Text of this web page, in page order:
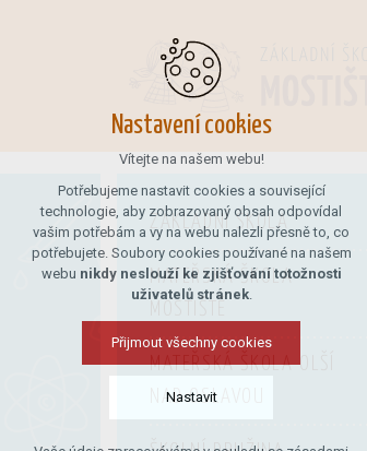
ZÁKLADNÍ ŠKOLA
MATEŘSKÁ ŠKOLA
MATEŘSKÁ ŠKOLA OLŠÍ
NAD OSLAVOU
Nastavení cookies
Vítejte na našem webu!
Potřebujeme nastavit cookies a související
technologie, aby zobrazovaný obsah odpovídal
vašim potřebám a vy na webu nalezli přesně to, co
potřebujete. Soubory cookies používané na našem
webu nikdy neslouží ke zjišťování totožnosti
uživatelů stránek.
Přijmout všechny cookies
Nastavit